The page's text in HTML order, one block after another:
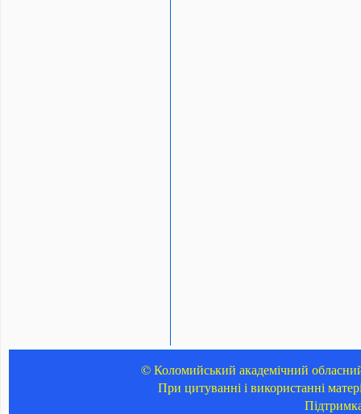
© Коломийський академічний
При цитуванні і використанні